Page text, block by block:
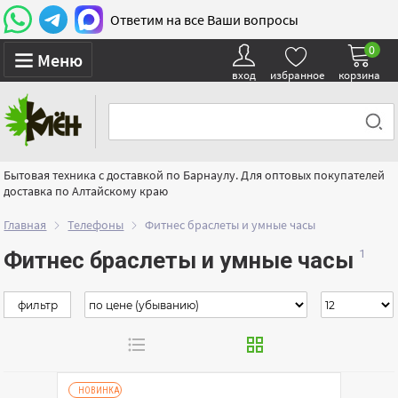
Ответим на все Ваши вопросы
Меню
вход избранное корзина
0
Бытовая техника с доставкой по Барнаулу. Для оптовых покупателей
доставка по Алтайскому краю
Главная Телефоны Фитнес браслеты и умные часы
Фитнес браслеты и умные часы
фильтр
НОВИНКА